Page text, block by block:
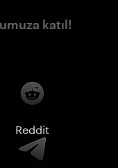
katıl!
Reddit